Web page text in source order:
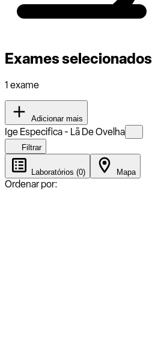
Exames selecionados
1 exame
Adicionar mais
Ige Especifica - Lã De Ovelha
Filtrar
Laboratórios (0) Mapa
Ordenar por: